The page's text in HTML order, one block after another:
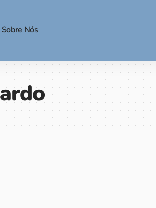
Sobre Nós